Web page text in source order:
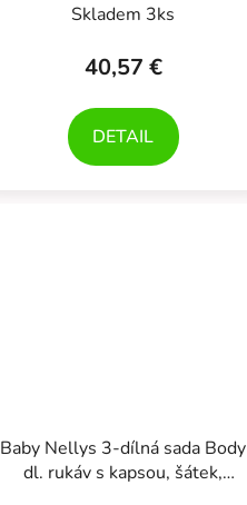
Skladem 3ks
40,57 €
DETAIL
Baby Nellys 3-dílná sada Body
dl. rukáv s kapsou, šátek,